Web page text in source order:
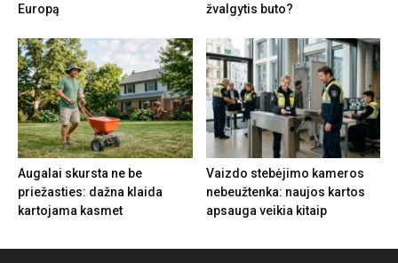
Europą
žvalgytis buto?
Augalai skursta ne be
priežasties: dažna klaida
kartojama kasmet
Vaizdo stebėjimo kameros
nebeužtenka: naujos kartos
apsauga veikia kitaip